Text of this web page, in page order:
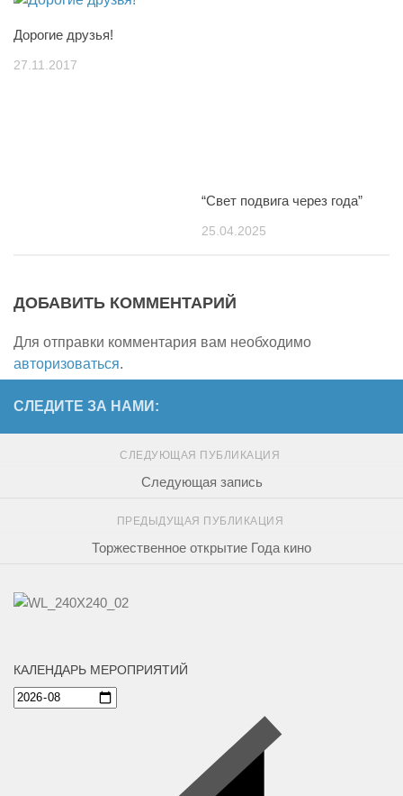
Дорогие друзья!
27.11.2017
“Свет подвига через года”
25.04.2025
ДОБАВИТЬ КОММЕНТАРИЙ
Для отправки комментария вам необходимо
авторизоваться.
СЛЕДИТЕ ЗА НАМИ:
СЛЕДУЮЩАЯ ПУБЛИКАЦИЯ
Следующая запись
ПРЕДЫДУЩАЯ ПУБЛИКАЦИЯ
Торжественное открытие Года кино
КАЛЕНДАРЬ МЕРОПРИЯТИЙ